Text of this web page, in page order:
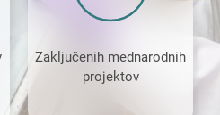
Zaključenih mednarodnih
projektov